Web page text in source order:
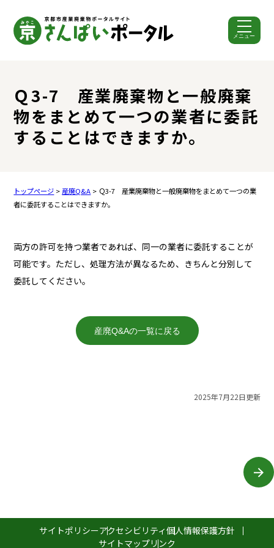
メニュー
Ｑ3-7 産業廃棄物と一般廃棄
物をまとめて一つの業者に委託
することはできますか。
トップページ > 産廃Q&A > Ｑ3-7 産業廃棄物と一般廃棄物をまとめて一つの業
者に委託することはできますか。
両方の許可を持つ業者であれば、同一の業者に委託することが
可能です。ただし、処理方法が異なるため、きちんと分別して
委託してください。
産廃Q&Aの一覧に戻る
2025年7月22日更新
サイトポリシーアクセシビリティ個人情報保護方針
サイトマップリンク